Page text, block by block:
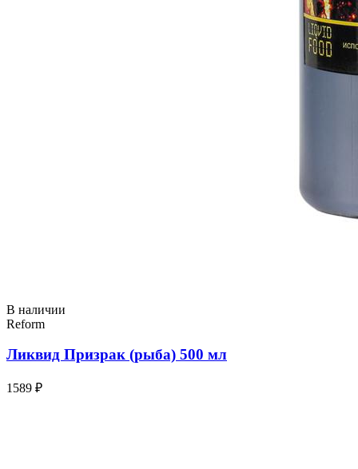
В наличии
Reform
Ликвид Призрак (рыба) 500 мл
1589 ₽